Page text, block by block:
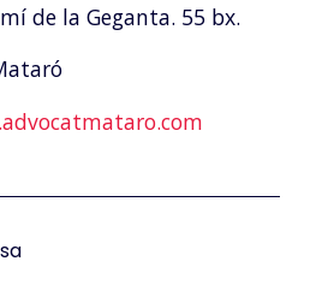
de la Geganta. 55 bx.